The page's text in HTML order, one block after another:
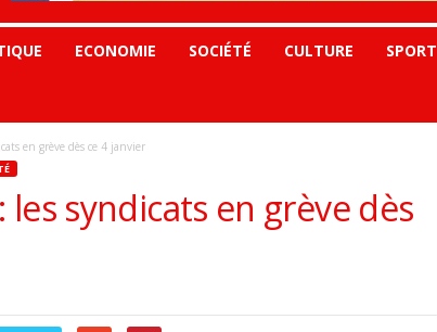
ECONOMIE SOCIÉTÉ CULTURE SPORT
en grève dès ce 4 janvier
syndicats en grève dès